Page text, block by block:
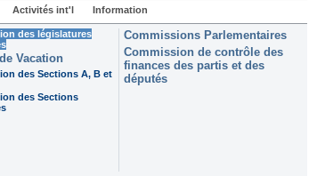
Activités int'l Information
des législatures
Vacation
des Sections A, B et
des Sections
Commissions Parlementaires
Commission de contrôle des
finances des partis et des
députés